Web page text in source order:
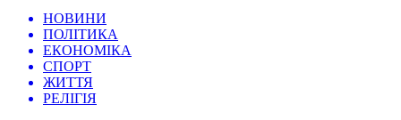
НОВИНИ
ПОЛІТИКА
ЕКОНОМІКА
СПОРТ
ЖИТТЯ
РЕЛІГІЯ